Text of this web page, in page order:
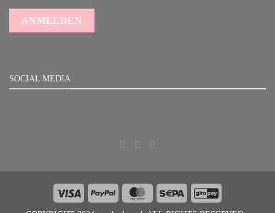
SOCIAL MEDIA
Visa PayPal MasterCard Sepa GiroPay